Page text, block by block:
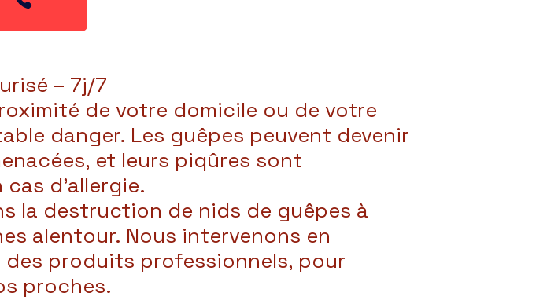
– 7j/7
de votre domicile ou de votre
danger. Les guêpes peuvent devenir
et leurs piqûres sont
d’allergie.
la destruction de nids de guêpes à
alentour. Nous intervenons en
produits professionnels, pour
proches.